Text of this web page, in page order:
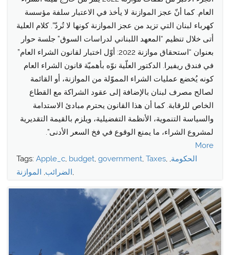
العام. كما أنّ عجز الموازنة لا يأخذ في الاعتبار سلفة مؤسسة
كهرباء لبنان التي تزيد من عجز الموازنة كونها لا تُردّ”. كلام العلية
أتى خلال تنظيم “المعهد اللبناني لدراسات السوق” جلسة حوار
بعنوان “استحقاق موازنة 2022: أوّل اختبار لقانون الشراء العام”
في فندق ريفيرا. الدكتور العلّية نوّه بأهميّة قانون الشراء العام
كونه يُخضع عمليات الشراء المموّلة من الموازنة، أو القائمة
لصالح مصرف لبنان بالإضافة إلى عقود الشراكة مع القطاع
الخاص للرقابة. كما أن هذا القانون يحترم مبادئ الاستدامة
والسياسة التنموية، الأنظمة التفضيلية، ويلزم بالقيمة التقديرية
لمشروع الشراء، ما يمنع الوقوع في فخ السعر الأدنى”.
More
Tags: Apple_c, budget, government, Taxes, الحكومة,
الضرائب, الموازنة ,